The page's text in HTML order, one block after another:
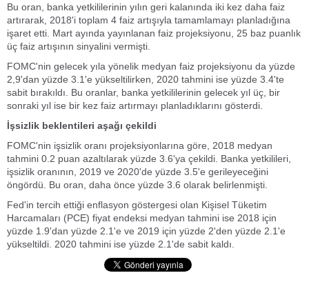
Bu oran, banka yetkililerinin yılın geri kalanında iki kez daha faiz
artırarak, 2018'i toplam 4 faiz artışıyla tamamlamayı planladığına
işaret etti. Mart ayında yayınlanan faiz projeksiyonu, 25 baz puanlık
üç faiz artışının sinyalini vermişti.
FOMC'nin gelecek yıla yönelik medyan faiz projeksiyonu da yüzde
2,9'dan yüzde 3.1'e yükseltilirken, 2020 tahmini ise yüzde 3.4'te
sabit bırakıldı. Bu oranlar, banka yetkililerinin gelecek yıl üç, bir
sonraki yıl ise bir kez faiz artırmayı planladıklarını gösterdi.
İşsizlik beklentileri aşağı çekildi
FOMC'nin işsizlik oranı projeksiyonlarına göre, 2018 medyan
tahmini 0.2 puan azaltılarak yüzde 3.6'ya çekildi. Banka yetkilileri,
işsizlik oranının, 2019 ve 2020'de yüzde 3.5'e gerileyeceğini
öngördü. Bu oran, daha önce yüzde 3.6 olarak belirlenmişti.
Fed'in tercih ettiği enflasyon göstergesi olan Kişisel Tüketim
Harcamaları (PCE) fiyat endeksi medyan tahmini ise 2018 için
yüzde 1.9'dan yüzde 2.1'e ve 2019 için yüzde 2'den yüzde 2.1'e
yükseltildi. 2020 tahmini ise yüzde 2.1'de sabit kaldı.